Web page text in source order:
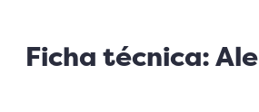
Ficha técnica: